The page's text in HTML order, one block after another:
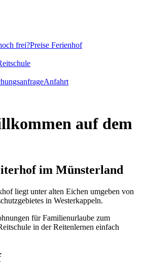
frei?Preise Ferienhof
Anfahrt
auf dem
im Münsterland
liegt unter alten Eichen umgeben von
in Westerkappeln.
für Familienurlaube zum
in der Reitenlernen einfach